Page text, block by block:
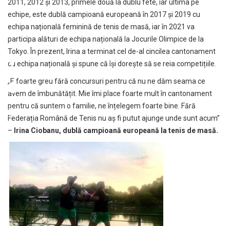
2011, 2012 și 2013, primele două la dublu fete, iar ultima pe
echipe, este dublă campioană europeană în 2017 și 2019 cu
echipa națională feminină de tenis de masă, iar în 2021 va
participa alături de echipa națională la Jocurile Olimpice de la
Tokyo. În prezent, Irina a terminat cel de-al cincilea cantonament
cu echipa națională și spune că își dorește să se reia competițiile.
„E foarte greu fără concursuri pentru că nu ne dăm seama ce
avem de îmbunătățit. Mie îmi place foarte mult în cantonament
pentru că suntem o familie, ne înțelegem foarte bine. Fără
Federația Română de Tenis nu aș fi putut ajunge unde sunt acum”
– Irina Ciobanu, dublă campioană europeană la tenis de masă.